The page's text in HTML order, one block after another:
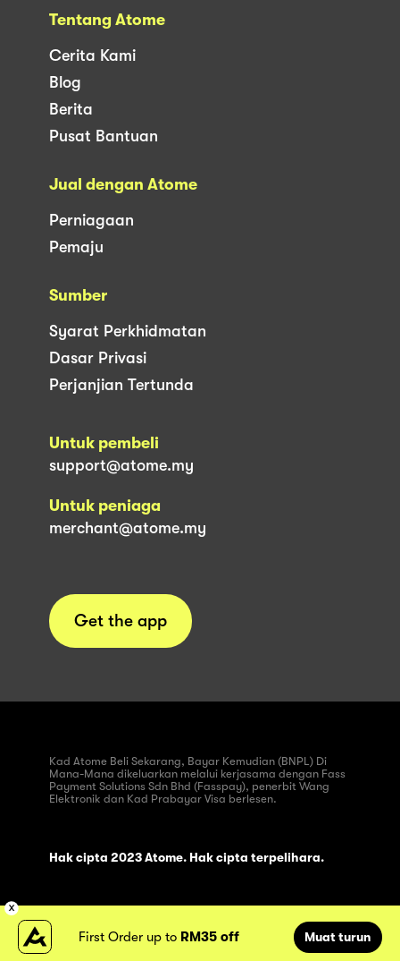
Tentang Atome
Cerita Kami
Blog
Berita
Pusat Bantuan
Jual dengan Atome
Perniagaan
Pemaju
Sumber
Syarat Perkhidmatan
Dasar Privasi
Perjanjian Tertunda
Untuk pembeli
support@atome.my
Untuk peniaga
merchant@atome.my
Get the app
Kad Atome Beli Sekarang, Bayar Kemudian (BNPL) Di
Mana-Mana dikeluarkan melalui kerjasama dengan Fass
Payment Solutions Sdn Bhd (Fasspay), penerbit Wang
Elektronik dan Kad Prabayar Visa berlesen.
Hak cipta 2023 Atome. Hak cipta terpelihara.
First Order up to RM35 off Muat turun